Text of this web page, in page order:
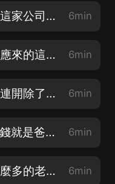
億萬家產繼承人_第4章_將這家公司送給你 6min
億萬家產繼承人_第5章_報應來的這麼快，這麼狠 6min
億萬家產繼承人_第6章_一連開除了三個人 6min
億萬家產繼承人_第7章_有錢就是爸，有奶便是媽 6min
億萬家產繼承人_第8章_這麼多的老婆 6min